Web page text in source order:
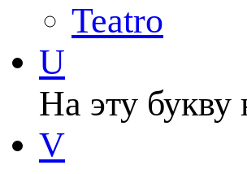
Teatro
U
На эту букву
V